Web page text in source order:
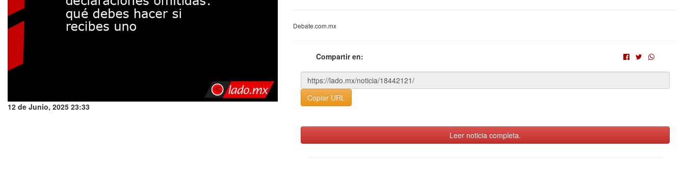
12 de Junio, 2025 23:33
Debate.com.mx
Compartir en:
Copiar URL
Leer noticia completa.